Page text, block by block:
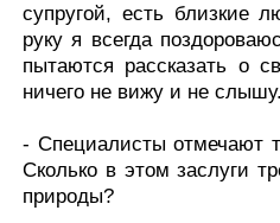
супругой, есть близкие
руку я всегда
пытаются рассказать о
ничего не вижу и не
- Специалисты отмечают
Сколько в этом заслуги
природы?